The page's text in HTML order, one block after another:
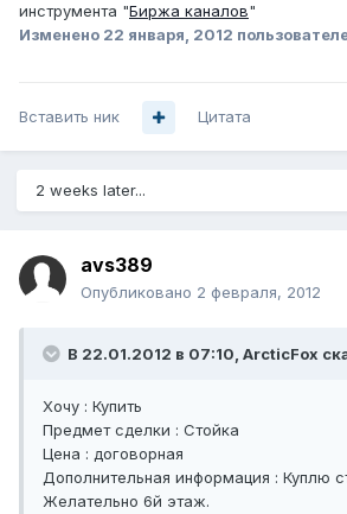
инструмента "Биржа каналов"
Изменено 22 января, 2012
Вставить ник Цитата
2 weeks later...
avs389
Опубликовано 2 февраля, 2012
В 22.01.2012 в 07:10, ArcticFox
Хочу : Купить
Предмет сделки : Стойка
Цена : договорная
Дополнительная информация : Куплю
Желательно 6й этаж.